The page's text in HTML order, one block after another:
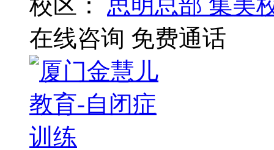
在线咨询 免费通话